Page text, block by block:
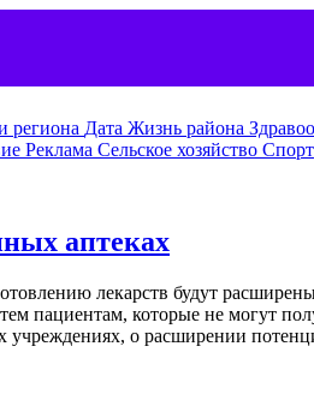
региона Дата Жизнь района
Реклама Сельское хозяйство Спорт
аптеках
лекарств будут
пациентам, которые не могут
учреждениях, о расширении